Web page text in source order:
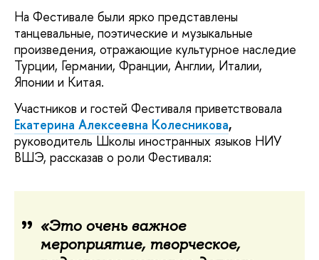
На Фестивале были ярко представлены
танцевальные, поэтические и музыкальные
произведения, отражающие культурное наследие
Турции, Германии, Франции, Англии, Италии,
Японии и Китая.
Участников и гостей Фестиваля приветствовала
Екатерина Алексеевна Колесникова,
руководитель Школы иностранных языков НИУ
ВШЭ, рассказав о роли Фестиваля:
«Это очень важное
мероприятие, творческое,